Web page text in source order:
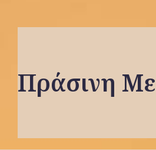
Πράσινη